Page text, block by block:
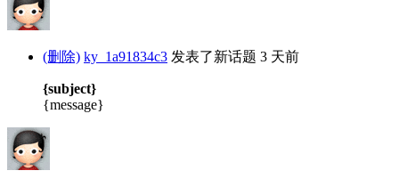
(删除) ky_1a91834c3 发表了新话题 3 天前
{subject}
{message}